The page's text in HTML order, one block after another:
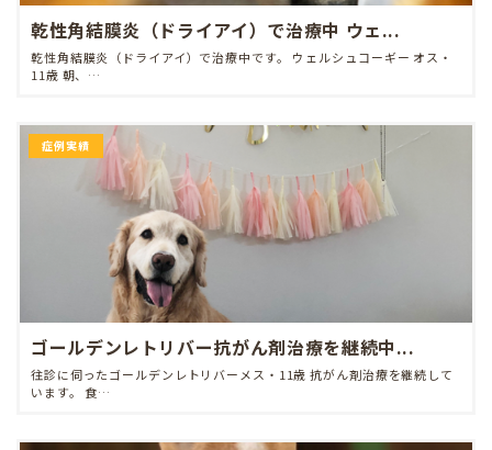
乾性角結膜炎（ドライアイ）で治療中 ウェ...
乾性角結膜炎（ドライアイ）で治療中です。 ウェルシュコーギー オス・
11歳 朝、…
症例実績
ゴールデンレトリバー抗がん剤治療を継続中...
往診に伺ったゴールデンレトリバーメス・11歳 抗がん剤治療を継続して
います。 食…